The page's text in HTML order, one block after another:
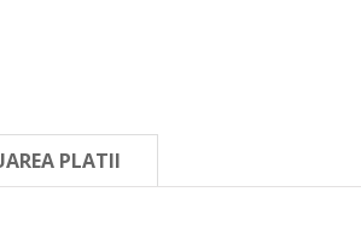
PLATII